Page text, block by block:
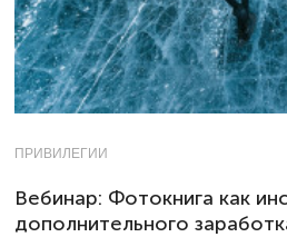
ПРИВИЛЕГИИ
Вебинар: Фотокнига как
дополнительного